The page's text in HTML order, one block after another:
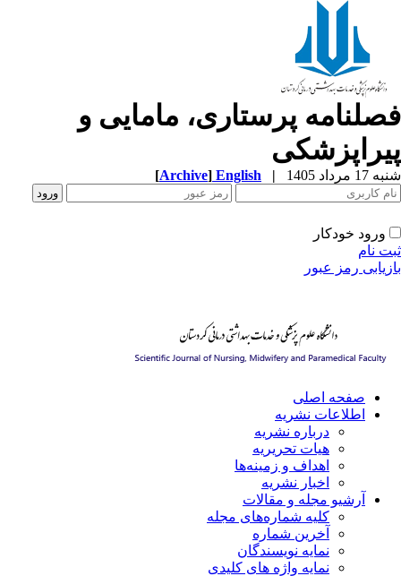
پرستاری، مامایی و
مرداد 1405 |
English
[Archive]
ورود خودکار
نام
رمز عبور
صفحه اصلی
اطلاعات نشریه
درباره نشریه
هیات تحریریه
اهداف و زمینه‌ها
اخبار نشریه
آرشیو مجله و مقالات
کلیه شماره‌های مجله
آخرین شماره
نمایه نویسندگان
نمایه واژه های کلیدی